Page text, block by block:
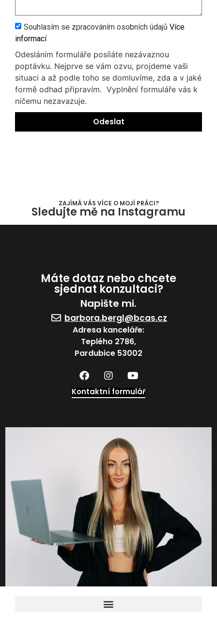
Souhlasím se zpracováním osobních údajů Více
informací
Odesláním formuláře posíláte nezávaznou
poptávku. Nejprve se vám ozvu, projdeme vaši
situaci a až podle toho se domluvíme, zda a v jaké
formě odhad připravím. Vyplnění formuláře vás k
ničemu nezavazuje.
Odeslat
ZAJÍMÁ VÁS VÍCE O MOJÍ PRÁCI?
Sledujte mě na Instagramu
Máte dotaz nebo chcete
sjednat konzultaci?
Napište mi.
barbora.bergl@bcas.cz
Adresa kanceláře:
Teplého 2786,
Pardubice 53002
Kontaktní formulář